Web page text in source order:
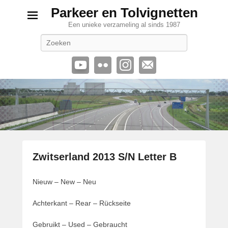
Parkeer en Tolvignetten
Een unieke verzameling al sinds 1987
Zwitserland 2013 S/N Letter B
e
l
Nieuw – New – Neu
Achterkant – Rear – Rückseite
Gebruikt – Used – Gebraucht